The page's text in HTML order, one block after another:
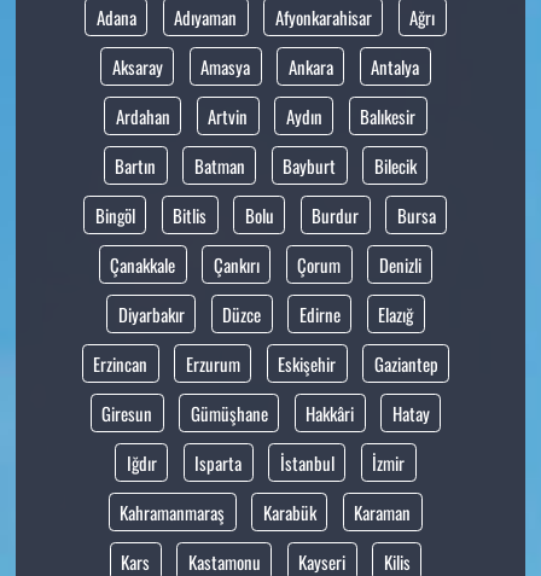
Adana Adıyaman Afyonkarahisar
Ağrı
Aksaray
Amasya Ankara
Antalya
Ardahan
Artvin Aydın
Balıkesir
Bartın
Batman Bayburt
Bilecik
Bingöl
Bitlis Bolu Burdur
Bursa
Çanakkale
Çankırı Çorum
Denizli
Diyarbakır
Düzce Edirne
Elazığ
Erzincan
Erzurum Eskişehir
Gaziantep
Giresun
Gümüşhane Hakkâri
Hatay
Iğdır
Isparta İstanbul
İzmir
Kahramanmaraş
Karabük
Karaman
Kars
Kastamonu Kayseri
Kilis